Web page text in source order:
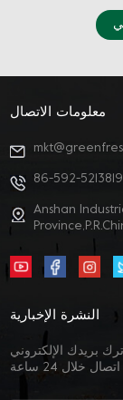
معلومات الاتصال
86-592-5213819
Anshan
النشرة الإخبارية
بريدك الإلكتروني